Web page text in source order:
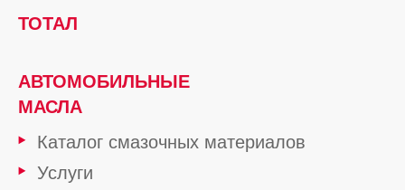
ТОТАЛ
АВТОМОБИЛЬНЫЕ
МАСЛА
Каталог смазочных материалов
Услуги